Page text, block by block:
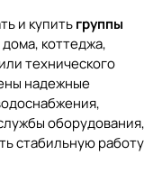
и купитьгруппы
коттеджа,
технического
надежные
оборудования,
стабильную работу